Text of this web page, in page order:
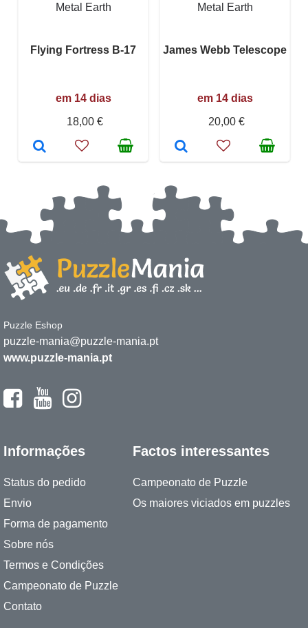
Metal Earth
Flying Fortress B-17
em 14 dias
18,00 €
Metal Earth
James Webb Telescope
em 14 dias
20,00 €
Puzzle Eshop
puzzle-mania@puzzle-mania.pt
www.puzzle-mania.pt
Informações
Status do pedido
Envio
Forma de pagamento
Sobre nós
Termos e Condições
Campeonato de Puzzle
Contato
Factos interessantes
Campeonato de Puzzle
Os maiores viciados em puzzles